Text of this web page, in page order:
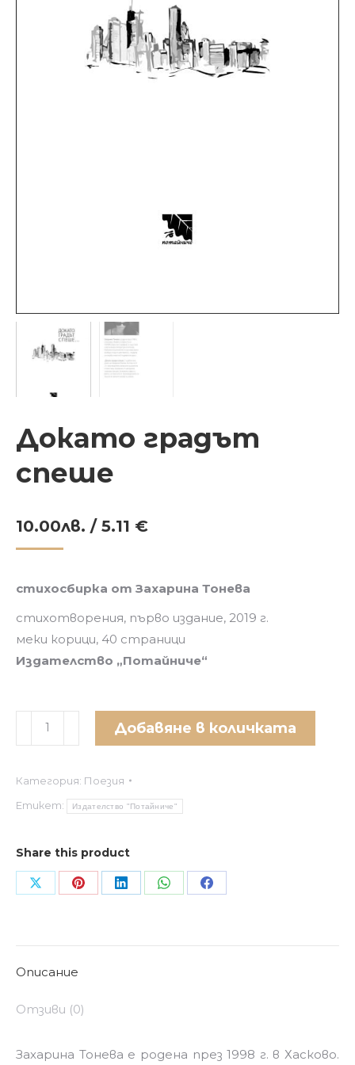
Докато градът
спеше
10.00лв. / 5.11 €
стихосбирка от Захарина Тонева
стихотворения, първо издание, 2019 г.
меки корици, 40 страници
Издателство „Потайниче“
количество
за
градът
спеше
Добавяне в количката
Категория: Поезия
Етикет:
Издателство "Потайниче"
Share this product
Share Share Share Share Share
Описание
Отзиви (0)
Захарина Тонева е родена през 1998 г. в Хасково.